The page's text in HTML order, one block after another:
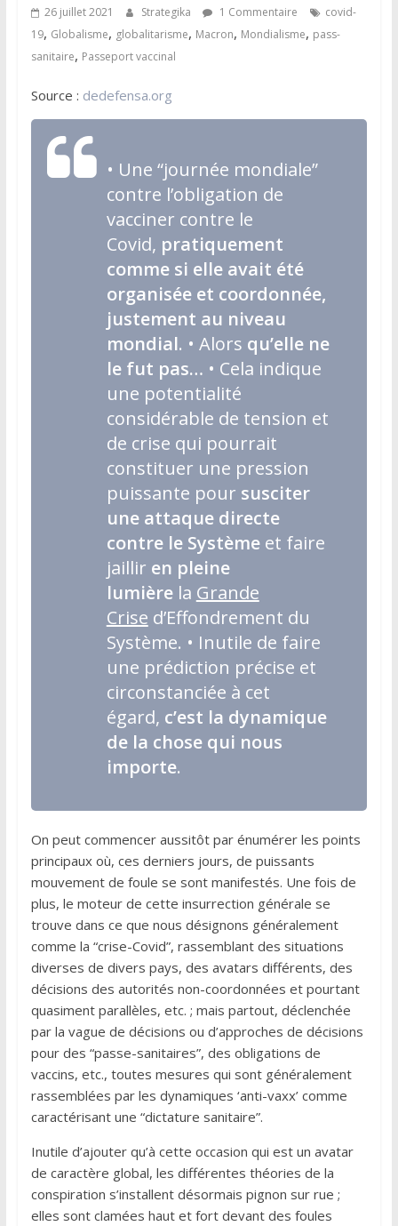
26 juillet 2021 Strategika 1 Commentaire
covid-
19, Globalisme, globalitarisme, Macron, Mondialisme, pass-
sanitaire, Passeport vaccinal
Source : dedefensa.org
• Une “journée mondiale”
contre l’obligation de
vacciner contre le
Covid, pratiquement
comme si elle avait été
organisée et coordonnée,
justement au niveau
mondial. • Alors qu’elle ne
le fut pas… • Cela indique
une potentialité
considérable de tension et
de crise qui pourrait
constituer une pression
puissante pour susciter
une attaque directe
contre le Systèmeet faire
jaillir en pleine
lumièrela Grande
Crise d’Effondrement du
Système. • Inutile de faire
une prédiction précise et
circonstanciée à cet
égard, c’est la dynamique
de la chose qui nous
importe.
On peut commencer aussitôt par énumérer les points
principaux où, ces derniers jours, de puissants
mouvement de foule se sont manifestés. Une fois de
plus, le moteur de cette insurrection générale se
trouve dans ce que nous désignons généralement
comme la “crise-Covid”, rassemblant des situations
diverses de divers pays, des avatars différents, des
décisions des autorités non-coordonnées et pourtant
quasiment parallèles, etc. ; mais partout, déclenchée
par la vague de décisions ou d’approches de décisions
pour des “passe-sanitaires”, des obligations de
vaccins, etc., toutes mesures qui sont généralement
rassemblées par les dynamiques ‘anti-vaxx’ comme
caractérisant une “dictature sanitaire”.
Inutile d’ajouter qu’à cette occasion qui est un avatar
de caractère global, les différentes théories de la
conspiration s’installent désormais pignon sur rue ;
elles sont clamées haut et fort devant des foules